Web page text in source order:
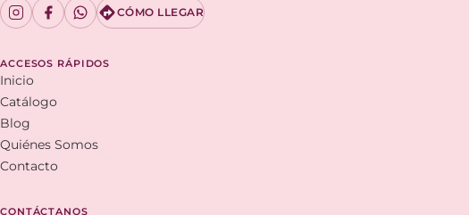
CÓMO LLEGAR
ACCESOS RÁPIDOS
Inicio
Catálogo
Blog
Quiénes Somos
Contacto
CONTÁCTANOS